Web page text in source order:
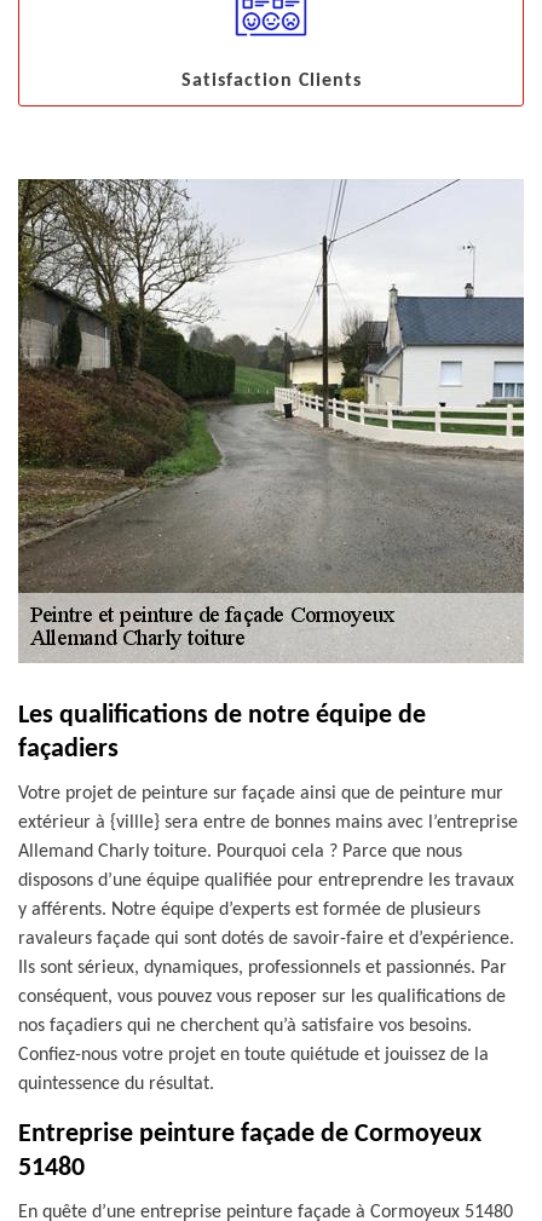
Satisfaction Clients
Les qualifications de notre équipe de
façadiers
Votre projet de peinture sur façade ainsi que de peinture mur
extérieur à {villle} sera entre de bonnes mains avec l’entreprise
Allemand Charly toiture. Pourquoi cela ? Parce que nous
disposons d’une équipe qualifiée pour entreprendre les travaux
y afférents. Notre équipe d’experts est formée de plusieurs
ravaleurs façade qui sont dotés de savoir-faire et d’expérience.
Ils sont sérieux, dynamiques, professionnels et passionnés. Par
conséquent, vous pouvez vous reposer sur les qualifications de
nos façadiers qui ne cherchent qu’à satisfaire vos besoins.
Confiez-nous votre projet en toute quiétude et jouissez de la
quintessence du résultat.
Entreprise peinture façade de Cormoyeux
51480
En quête d’une entreprise peinture façade à Cormoyeux 51480